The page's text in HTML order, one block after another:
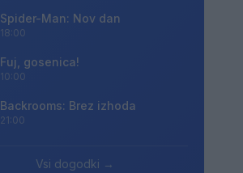
Spider-Man: Nov dan
18:00
Fuj, gosenica!
10:00
Backrooms: Brez izhoda
21:00
Vsi dogodki →